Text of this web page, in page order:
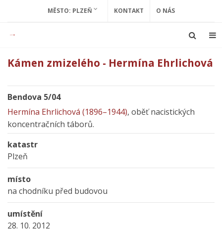
MĚSTO: PLZEŇ KONTAKT O NÁS
Kámen zmizelého - Hermína Ehrlichová
Bendova 5/04
Hermína Ehrlichová (1896–1944), oběť nacistických
koncentračních táborů.
katastr
Plzeň
místo
na chodníku před budovou
umístění
28. 10. 2012